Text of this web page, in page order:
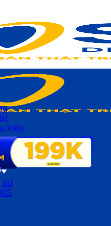
kiện
Đơn lẻ
Toàn Hàm
sứ